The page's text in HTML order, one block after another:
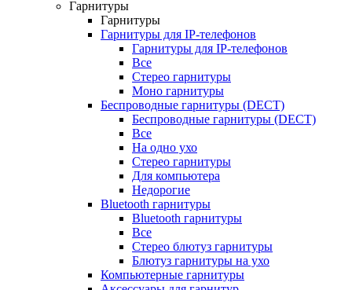
Гарнитуры
Гарнитуры
Гарнитуры для IP-телефонов
Гарнитуры для IP-телефонов
Все
Стерео гарнитуры
Моно гарнитуры
Беспроводные гарнитуры (DECT)
Беспроводные гарнитуры (DECT)
Все
На одно ухо
Стерео гарнитуры
Для компьютера
Недорогие
Bluetooth гарнитуры
Bluetooth гарнитуры
Все
Стерео блютуз гарнитуры
Блютуз гарнитуры на ухо
Компьютерные гарнитуры